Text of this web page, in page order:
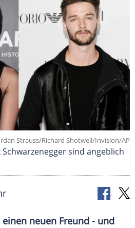
Strauss/Richard Shotwell/Invision/AP
sind angeblich
neuen Freund - und